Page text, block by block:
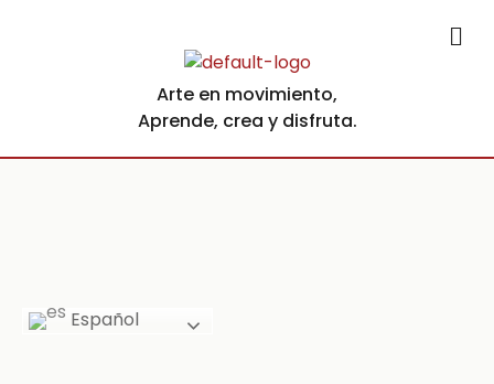
Arte en movimiento,
Aprende, crea y disfruta.
Español